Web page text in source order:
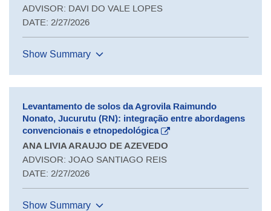
ADVISOR: DAVI DO VALE LOPES
DATE: 2/27/2026
Show Summary
Levantamento de solos da Agrovila Raimundo
Nonato, Jucurutu (RN): integração entre abordagens
convencionais e etnopedológica
ANA LIVIA ARAUJO DE AZEVEDO
ADVISOR: JOAO SANTIAGO REIS
DATE: 2/27/2026
Show Summary